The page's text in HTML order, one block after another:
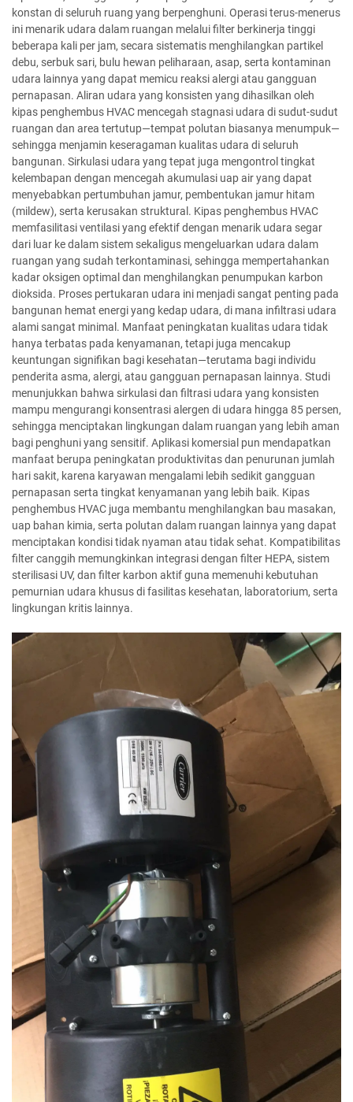
konstan di seluruh ruang yang berpenghuni. Operasi terus-menerus
ini menarik udara dalam ruangan melalui filter berkinerja tinggi
beberapa kali per jam, secara sistematis menghilangkan partikel
debu, serbuk sari, bulu hewan peliharaan, asap, serta kontaminan
udara lainnya yang dapat memicu reaksi alergi atau gangguan
pernapasan. Aliran udara yang konsisten yang dihasilkan oleh
kipas penghembus HVAC mencegah stagnasi udara di sudut-sudut
ruangan dan area tertutup—tempat polutan biasanya menumpuk—
sehingga menjamin keseragaman kualitas udara di seluruh
bangunan. Sirkulasi udara yang tepat juga mengontrol tingkat
kelembapan dengan mencegah akumulasi uap air yang dapat
menyebabkan pertumbuhan jamur, pembentukan jamur hitam
(mildew), serta kerusakan struktural. Kipas penghembus HVAC
memfasilitasi ventilasi yang efektif dengan menarik udara segar
dari luar ke dalam sistem sekaligus mengeluarkan udara dalam
ruangan yang sudah terkontaminasi, sehingga mempertahankan
kadar oksigen optimal dan menghilangkan penumpukan karbon
dioksida. Proses pertukaran udara ini menjadi sangat penting pada
bangunan hemat energi yang kedap udara, di mana infiltrasi udara
alami sangat minimal. Manfaat peningkatan kualitas udara tidak
hanya terbatas pada kenyamanan, tetapi juga mencakup
keuntungan signifikan bagi kesehatan—terutama bagi individu
penderita asma, alergi, atau gangguan pernapasan lainnya. Studi
menunjukkan bahwa sirkulasi dan filtrasi udara yang konsisten
mampu mengurangi konsentrasi alergen di udara hingga 85 persen,
sehingga menciptakan lingkungan dalam ruangan yang lebih aman
bagi penghuni yang sensitif. Aplikasi komersial pun mendapatkan
manfaat berupa peningkatan produktivitas dan penurunan jumlah
hari sakit, karena karyawan mengalami lebih sedikit gangguan
pernapasan serta tingkat kenyamanan yang lebih baik. Kipas
penghembus HVAC juga membantu menghilangkan bau masakan,
uap bahan kimia, serta polutan dalam ruangan lainnya yang dapat
menciptakan kondisi tidak nyaman atau tidak sehat. Kompatibilitas
filter canggih memungkinkan integrasi dengan filter HEPA, sistem
sterilisasi UV, dan filter karbon aktif guna memenuhi kebutuhan
pemurnian udara khusus di fasilitas kesehatan, laboratorium, serta
lingkungan kritis lainnya.